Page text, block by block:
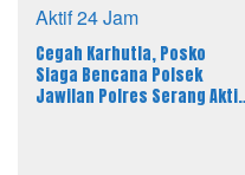
Cegah Karhutla, Posko
Siaga Bencana Polsek
Jawilan Polres Serang Aktif